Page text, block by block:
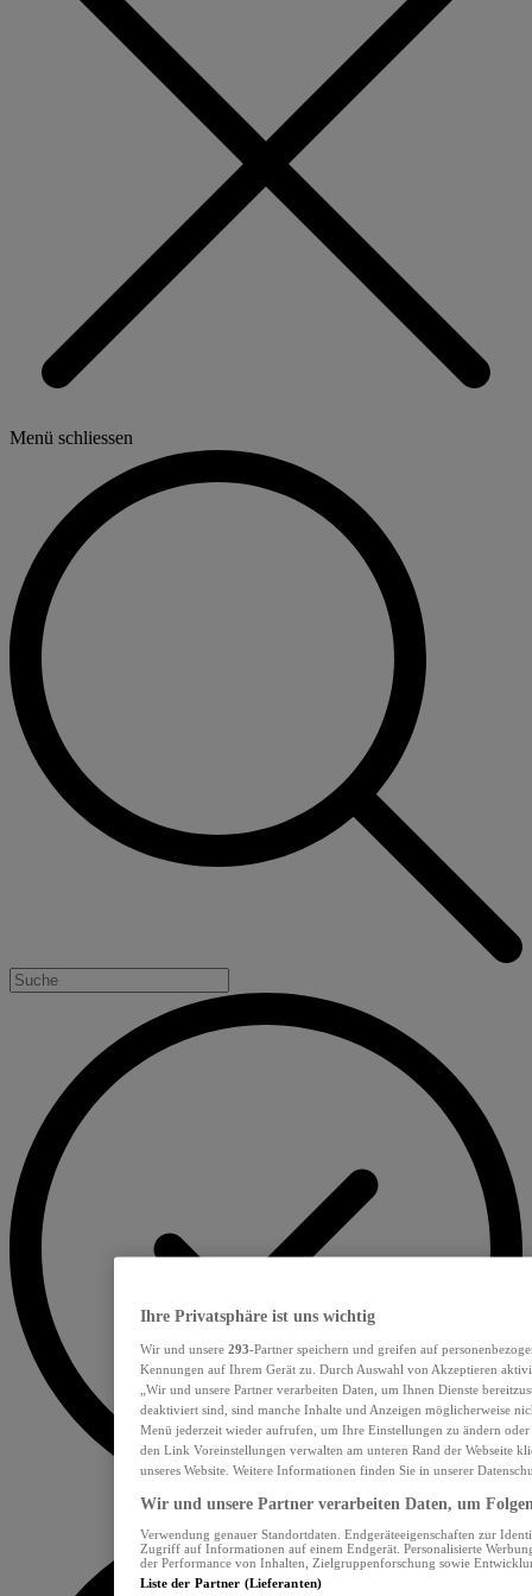
Menü schliessen
Ihre Privatsphäre ist uns wichtig
Wir und unsere 293-Partner speichern und greifen auf
Kennungen auf Ihrem Gerät zu. Durch Auswahl von Akzeptieren
„Wir und unsere Partner verarbeiten Daten, um Ihnen Dienste
deaktiviert sind, sind manche Inhalte und Anzeigen möglicherweise
Menü jederzeit wieder aufrufen, um Ihre Einstellungen zu ändern
den Link Voreinstellungen verwalten am unteren Rand der Webseite
unseres Website. Weitere Informationen finden Sie in unserer
Wir und unsere Partner verarbeiten Daten, um
Verwendung genauer Standortdaten. Endgeräteeigenschaften zur
Zugriff auf Informationen auf einem Endgerät. Personalisierte
der Performance von Inhalten, Zielgruppenforschung sowie
Liste der Partner (Lieferanten)